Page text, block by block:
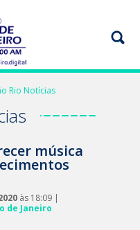
Rio Notícias
música
às 18:09 |
de Janeiro